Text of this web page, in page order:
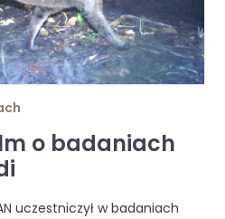
o badaniach
uczestniczył w badaniach